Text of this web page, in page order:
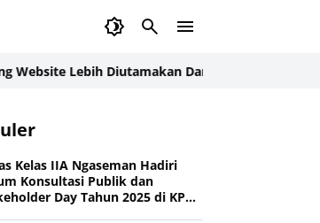
Lebih Diutamakan Daripada Sosial Media
Kelas IIA Ngaseman Hadiri
Konsultasi Publik dan
Day Tahun 2025 di KPPN